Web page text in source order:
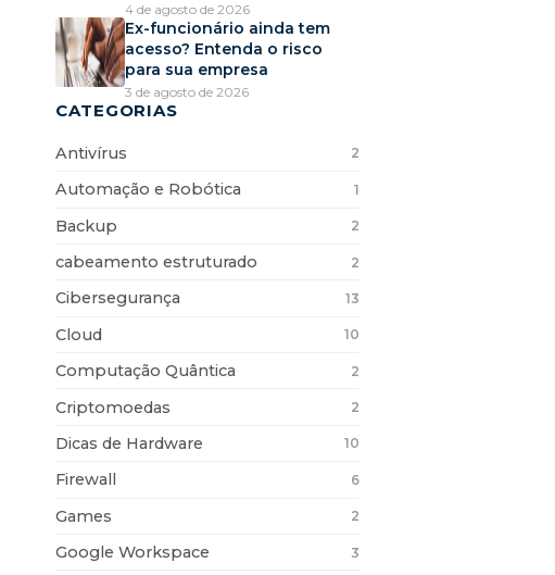
4 de agosto de 2026
Ex-funcionário ainda tem
acesso? Entenda o risco
para sua empresa
3 de agosto de 2026
CATEGORIAS
Antivírus 2
Automação e Robótica 1
Backup 2
cabeamento estruturado 2
Cibersegurança 13
Cloud 10
Computação Quântica 2
Criptomoedas 2
Dicas de Hardware 10
Firewall 6
Games 2
Google Workspace 3